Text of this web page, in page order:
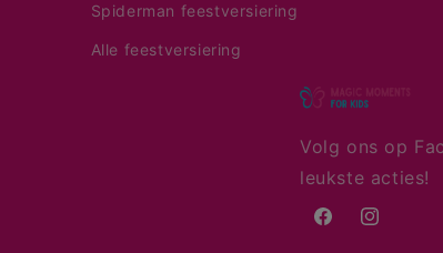
Spiderman feestversiering
Alle feestversiering
Volg ons op
leukste acties!
FacebookInstagram